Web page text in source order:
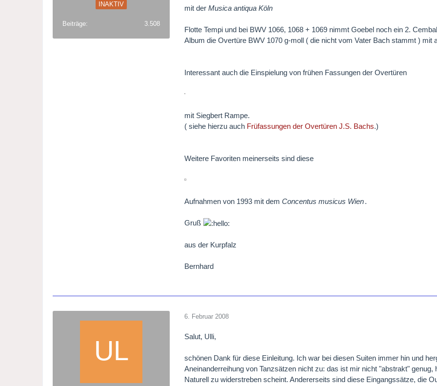
INAKTIV
Beiträge 3.508
mit derMusica antiqua Köln
Flotte Tempi und bei BWV 1066, 1068 + 1069 nimmt Goebel noch ein 2.
Album die Overtüre BWV 1070 g-moll ( die nicht vom Vater Bach stammt ) mit
Interessant auch die Einspielung von frühen Fassungen der Overtüren
mit Siegbert Rampe.
( siehe hierzu auch Früfassungen der Overtüren J.S. Bachs.)
Weitere Favoriten meinerseits sind diese
Aufnahmen von 1993 mit demConcentus musicus Wien.
Gruß
aus der Kurpfalz
Bernhard
6. Februar 2008
Salut, Ulli,
schönen Dank für diese Einleitung. Ich war bei diesen Suiten immer hin und
Aneinanderreihung von Tanzsätzen nicht zu: das ist mir nicht "abstrakt"
Naturell zu widerstreben scheint. Andererseits sind diese Eingangssätze, die